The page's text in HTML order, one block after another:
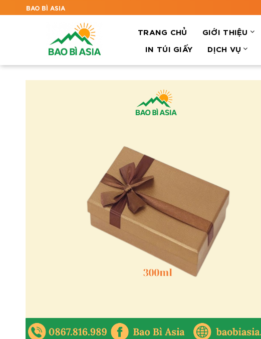
BAO BÌ ASIA
TRANG CHỦ GIỚI THIỆU
IN TÚI GIẤY
DỊCH VỤ